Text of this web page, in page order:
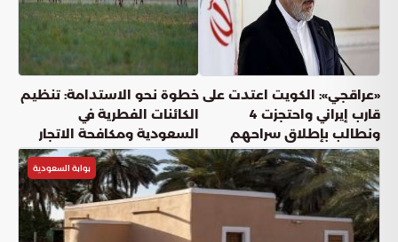
«عراقجي»: الكويت اعتدت على
قارب إيراني واحتجزت 4
ونطالب بإطلاق سراحهم
خطوة نحو الاستدامة: تنظيم
الكائنات الفطرية في
السعودية ومكافحة الاتجار
بوابة السعودية